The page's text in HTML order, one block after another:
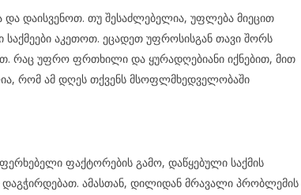
დაისვენოთ. თუ შესაძლებელია, უფლება მიეცით
აკეთოთ. ეცადეთ უფროსისგან თავი შორს
რაც უფრო ფრთხილი და ყურადღებიანი იქნებით, მით
რომ ამ დღეს თქვენს მსოფლმხედველობაში
ფაქტორების გამო, დაწყებული საქმის
დაგჭირდებათ. ამასთან, დილიდან მრავალი პრობლემის